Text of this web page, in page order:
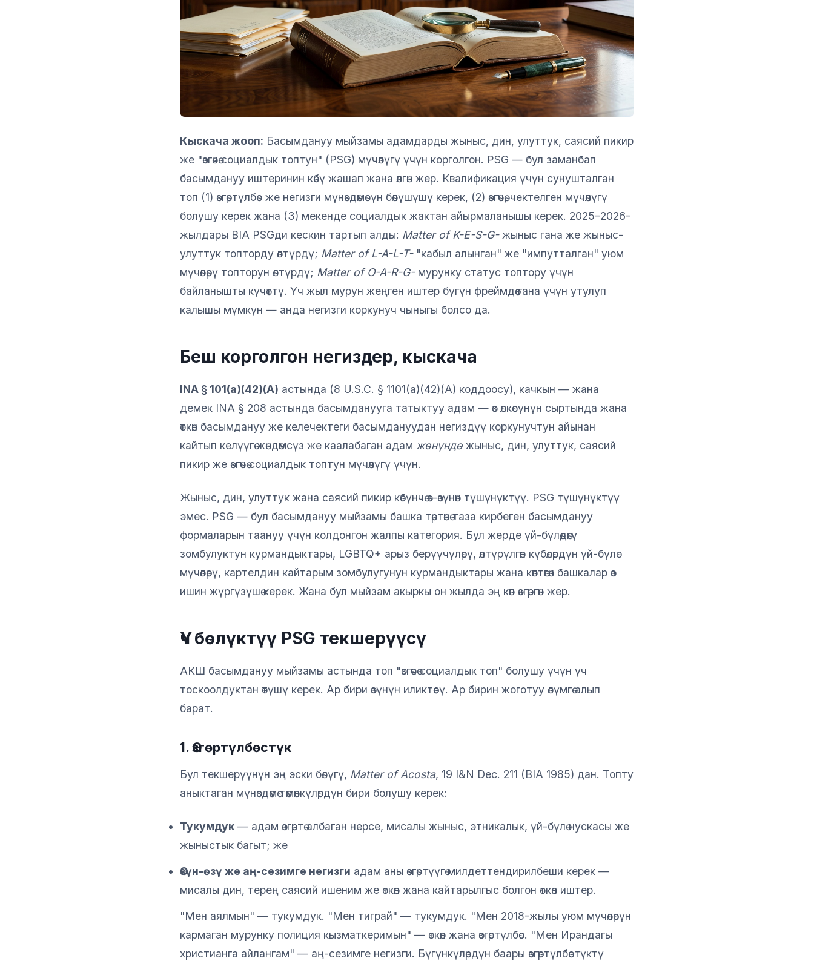
Кыскача жооп: Басымдануу мыйзамы адамдарды жыныс, дин, улуттук, саясий пикир
же "өзгөчө социалдык топтун" (PSG) мүчөлүгү үчүн корголгон. PSG — бул заманбап
басымдануу иштеринин көбү жашап жана өлгөн жер. Квалификация үчүн сунушталган
топ (1) өзгөртүлбөс же негизги мүнөздөмөсүн бөлүшүшү керек, (2) өзгөчө, чектелген мүчөлүгү
болушу керек жана (3) мекенде социалдык жактан айырмаланышы керек. 2025–2026-
жылдары BIA PSGди кескин тартып алды: Matter of K-E-S-G-жыныс гана же жыныс-
улуттук топторду өлтүрдү; Matter of L-A-L-T-"кабыл алынган" же "импутталган" уюм
мүчөлөрү топторун өлтүрдү; Matter of O-A-R-G-мурунку статус топтору үчүн
байланышты күчөттү. Үч жыл мурун жеңген иштер бүгүн фреймдөө гана үчүн утулуп
калышы мүмкүн — анда негизги коркунуч чыныгы болсо да.
Беш корголгон негиздер, кыскача
INA § 101(a)(42)(A) астында (8 U.S.C. § 1101(a)(42)(A) коддоосу), качкын — жана
демек INA § 208 астында басымданууга татыктуу адам — өз өлкөсүнүн сыртында жана
өткөн басымдануу же келечектеги басымдануудан негиздүү коркунучтун айынан
кайтып келүүгө жөндөмсүз же каалабаган адам жөнүндө жыныс, дин, улуттук, саясий
пикир же өзгөчө социалдык топтун мүчөлүгү үчүн.
Жыныс, дин, улуттук жана саясий пикир көбүнчө өз-өзүнөн түшүнүктүү. PSG түшүнүктүү
эмес. PSG — бул басымдануу мыйзамы башка төртөөнө таза кирбеген басымдануу
формаларын таануу үчүн колдонгон жалпы категория. Бул жерде үй-бүлөдөгү
зомбулуктун курмандыктары, LGBTQ+ арыз берүүчүлөрү, өлтүрүлгөн күбөлөрдүн үй-бүлө
мүчөлөрү, картелдин кайтарым зомбулугунун курмандыктары жана көптөгөн башкалар өз
ишин жүргүзүшө керек. Жана бул мыйзам акыркы он жылда эң көп өзгөргөн жер.
Үч бөлүктүү PSG текшерүүсү
АКШ басымдануу мыйзамы астында топ "өзгөчө социалдык топ" болушу үчүн үч
тоскоолдуктан өтүшү керек. Ар бири өзүнүн иликтөөсү. Ар бирин жоготуу өлүмгө алып
барат.
1. Өзгөртүлбөстүк
Бул текшерүүнүн эң эски бөлүгү, Matter of Acosta, 19 I&N Dec. 211 (BIA 1985) дан. Топту
аныктаган мүнөздөмө төмөнкүлөрдүн бири болушу керек:
Тукумдук — адам өзгөртө албаган нерсе, мисалы жыныс, этникалык, үй-бүлө нускасы же
жыныстык багыт; же
Өзүн-өзү же аң-сезимге негизги адам аны өзгөртүүгө милдеттендирилбеши керек —
мисалы дин, терең саясий ишеним же өткөн жана кайтарылгыс болгон өткөн иштер.
"Мен аялмын" — тукумдук. "Мен тиграй" — тукумдук. "Мен 2018-жылы уюм мүчөлөрүн
кармаган мурунку полиция кызматкеримын" — өткөн жана өзгөртүлбөс. "Мен Ирандагы
христианга айлангам" — аң-сезимге негизги. Бүгүнкүлөрдүн баары өзгөртүлбөстүктү